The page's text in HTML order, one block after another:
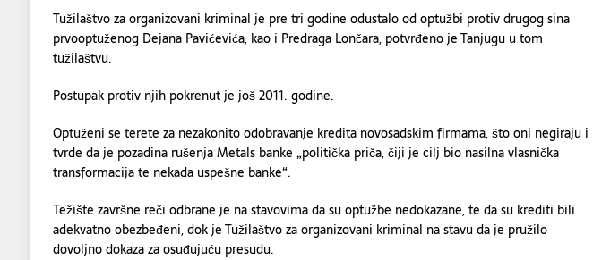
Tužilaštvo za organizovani kriminal je pre tri godine odustalo od optužbi protiv drugog sina
prvooptuženog Dejana Pavićevića, kao i Predraga Lončara, potvrđeno je Tanjugu u tom
tužilaštvu.
Postupak protiv njih pokrenut je još 2011. godine.
Optuženi se terete za nezakonito odobravanje kredita novosadskim firmama, što oni negiraju i
tvrde da je pozadina rušenja Metals banke „politička priča, čiji je cilj bio nasilna vlasnička
transformacija te nekada uspešne banke“.
Težište završne reči odbrane je na stavovima da su optužbe nedokazane, te da su krediti bili
adekvatno obezbeđeni, dok je Tužilaštvo za organizovani kriminal na stavu da je pružilo
dovoljno dokaza za osuđujuću presudu.